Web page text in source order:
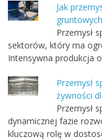
Jak
Przemysł
sektorów, który ma
Intensywna produkcja
Przemysł
żywności
Przemysł
dynamicznej fazie
kluczową rolę w